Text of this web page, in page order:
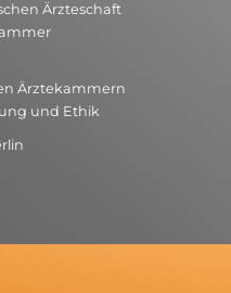
Ärzteschaft
Ärztekammern
und Ethik